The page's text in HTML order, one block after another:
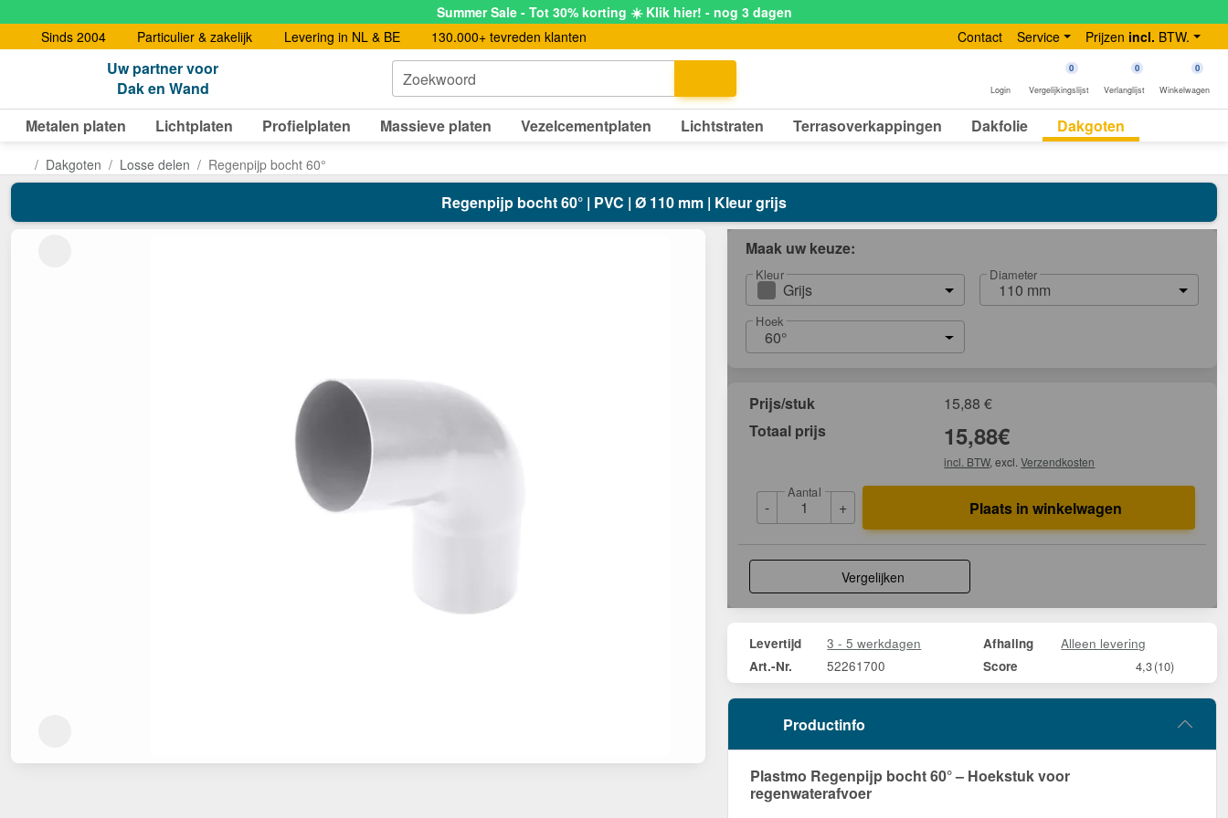
Summer Sale - Tot 30% korting ☀️ Klik hier! - nog 3 dagen
Sinds 2004
Particulier & zakelijk Levering in NL & BE 130.000+ tevreden klanten Contact Service Prijzen incl. BTW.
Uw partner voor
Dak en Wand
Zoekwoord
Login
0
Vergelijkingslijst
0
Verlanglijst
0
Winkelwagen
Metalen platen Lichtplaten Profielplaten Massieve platen Vezelcementplaten Lichtstraten Terrasoverkappingen Dakfolie Dakgoten
Dakgoten Losse delen Regenpijp bocht 60°
Regenpijp bocht 60° | PVC | Ø 110 mm | Kleur grijs
Maak uw keuze:
Kleur
Grijs
Diameter
110 mm
Hoek
60°
Prijs/stuk 15,88 €
Totaal prijs
15,88€
incl. BTW, excl.Verzendkosten
-
Aantal
+ Plaats in winkelwagen
Vergelijken
Levertijd 3 - 5 werkdagen Afhaling Alleen levering
Art.-Nr. 52261700 Score 4,3(10)
Productinfo
Plastmo Regenpijp bocht 60° – Hoekstuk voor
regenwaterafvoer